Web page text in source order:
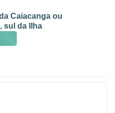
Caiacanga ou
sul da Ilha